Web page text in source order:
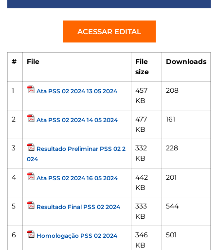
ACESSAR EDITAL
# File
File
size
Downloads
1 Ata PSS 02 2024 13 05 2024
457
KB
208
2 Ata PSS 02 2024 14 05 2024
477
KB
161
3
Resultado Preliminar PSS 02 2
024
332
KB
228
4 Ata PSS 02 2024 16 05 2024
442
KB
201
5 Resultado Final PSS 02 2024
333
KB
544
6 Homologação PSS 02 2024
346
KB
501